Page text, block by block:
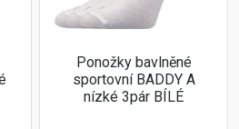
Ponožky bavlněné
sportovní BADDY A
nízké 3pár BÍLÉ